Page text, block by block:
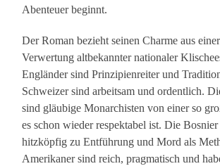
Abenteuer beginnt.
Der Roman bezieht seinen Charme aus
Verwertung altbekannter nationaler
Engländer sind Prinzipienreiter und
Schweizer sind arbeitsam und ordentlich.
sind gläubige Monarchisten von einer so
es schon wieder respektabel ist. Die
hitzköpfig zu Entführung und Mord als
Amerikaner sind reich, pragmatisch und